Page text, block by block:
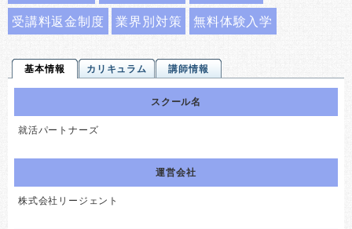
受講料返金制度
業界別対策 無料体験入学
基本情報 カリキュラム 講師情報
スクール名
就活パートナーズ
運営会社
株式会社リージェント